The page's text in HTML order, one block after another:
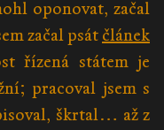
oponovat, začal
začal psát článek
řízená státem je
pracoval jsem s
škrtal… až z